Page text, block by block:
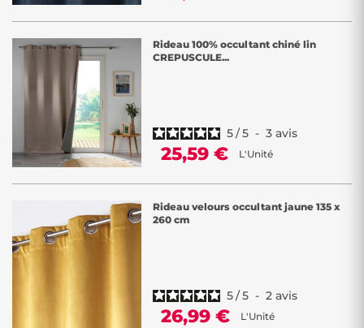
Rideau 100% occultant chiné lin
CREPUSCULE...
5/5 - 3 avis
25,59 € L'Unité
Rideau velours occultant jaune 135 x
260 cm
5/5 - 2 avis
26,99 € L'Unité